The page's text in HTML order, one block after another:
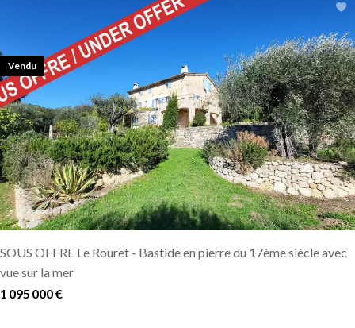
SOUS OFFRE Le Rouret - Bastide en pierre du 17ème siècle avec
vue sur la mer
1 095 000 €
Vendu